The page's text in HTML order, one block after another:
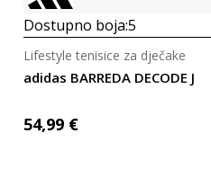
Dostupno boja:5
adidas BARREDA DECODE J
Lifestyle tenisice za dječake
54,99 €